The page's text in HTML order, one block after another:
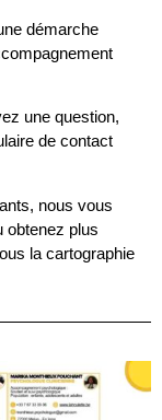
démarche
une question,
de contact
nous vous
obtenez plus
la cartographie